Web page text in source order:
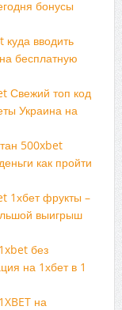
бонусы
вводить
бесплатную
Свежий топ код
Украина на
500xbet
как пройти
1хбет фрукты –
выигрыш
без
на 1хбет в 1
на